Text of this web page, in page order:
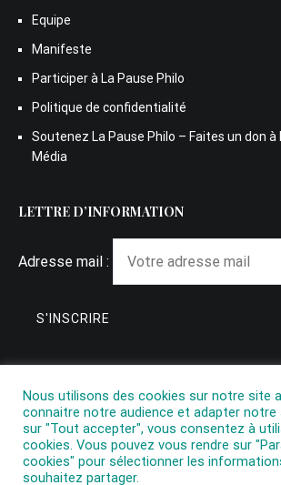
Equipe
Manifeste
Participer à La Pause Philo
Politique de confidentialité
Soutenez La Pause Philo – Faites un don à
Média
LETTRE D’INFORMATION
Adresse mail :
Nous utilisons des cookies sur notre site
connaitre notre audience et adapter notre
sur "Tout accepter", vous consentez à
cookies. Vous pouvez vous rendre sur
cookies" pour sélectionner les
souhaitez partager.